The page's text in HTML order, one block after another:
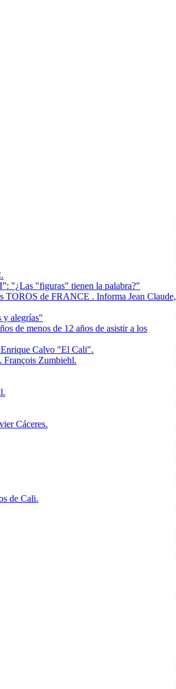
"figuras" tienen la palabra?"
TOROS de FRANCE . Informa Jean Claude,
alegrías"
de menos de 12 años de asistir a los
Calvo "El Cali".
Zumbiehl.
Cáceres.
de Cali.